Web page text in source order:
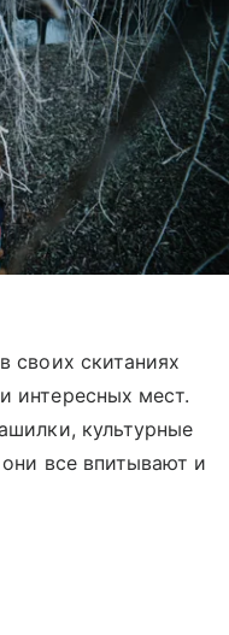
своих скитаниях
интересных мест.
культурные
все впитывают и